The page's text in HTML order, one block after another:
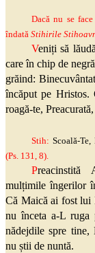
Dacă nu se
îndată Stihirile
Veniți să
care în chip de
grăind:
încăput pe
roagă-te,
Stih: Scoală-
(Ps. 131, 8).
Preacinstită
mulțimile îngerilor
Că Maică ai fost lui
nu înceta a-L ruga
nădejdile spre tine,
nu știi de nuntă.